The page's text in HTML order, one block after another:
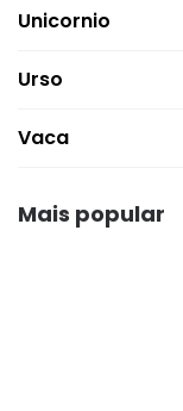
Unicornio
Urso
Vaca
Mais popular